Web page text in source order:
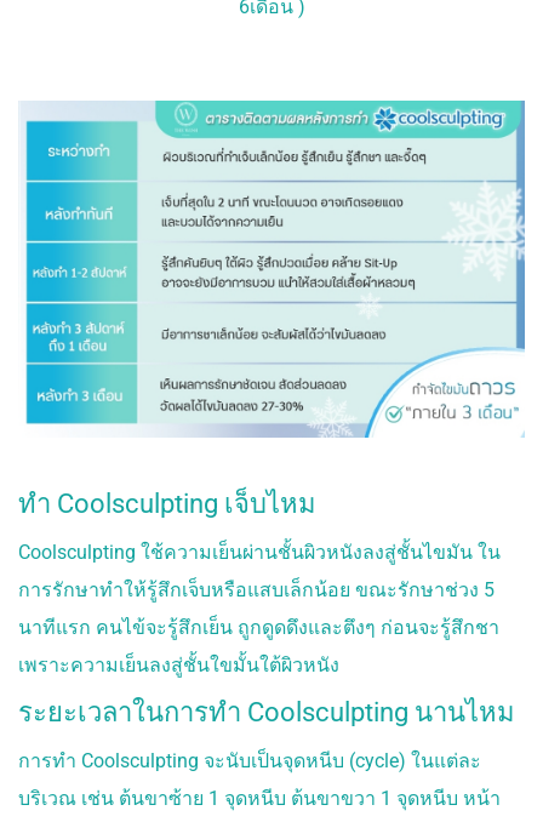
6เดือน )
ทำ Coolsculpting เจ็บไหม
Coolsculpting ใช้ความเย็นผ่านชั้นผิวหนังลงสู่ชั้นไขมัน ใน
การรักษาทำให้รู้สึกเจ็บหรือแสบเล็กน้อย ขณะรักษาช่วง 5
นาทีแรก คนไข้จะรู้สึกเย็น ถูกดูดดึงและตึงๆ ก่อนจะรู้สึกชา
เพราะความเย็นลงสู่ชั้นใขมั้นใต้ผิวหนัง
ระยะเวลาในการทำ Coolsculpting นานไหม
การทำ Coolsculpting จะนับเป็นจุดหนีบ (cycle) ในแต่ละ
บริเวณ เช่น ต้นขาซ้าย 1 จุดหนีบ ต้นขาขวา 1 จุดหนีบ หน้า